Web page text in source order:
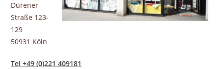
Dürener
Straße 123-
129
50931 Köln
Tel +49 (0)221 409181